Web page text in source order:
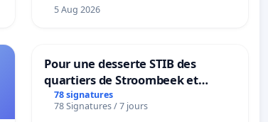
5 Aug 2026
Pour une desserte STIB des
quartiers de Stroombeek et
Beauval - Voor een MIVB-
bediening van de wijken
78 signatures
78 Signatures / 7 jours